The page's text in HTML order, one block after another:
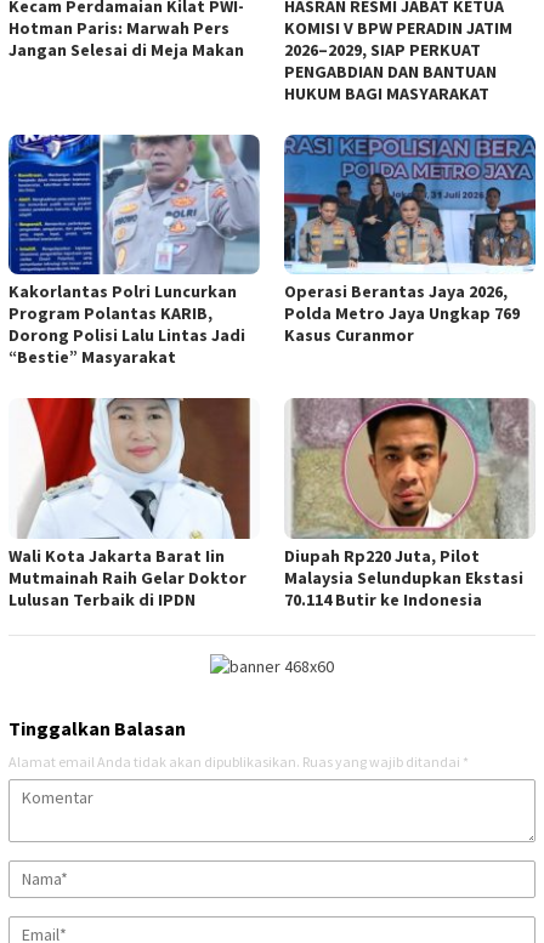
Kecam Perdamaian Kilat PWI-
Hotman Paris: Marwah Pers
Jangan Selesai di Meja Makan
HASRAN RESMI JABAT KETUA
KOMISI V BPW PERADIN JATIM
2026–2029, SIAP PERKUAT
PENGABDIAN DAN BANTUAN
HUKUM BAGI MASYARAKAT
Kakorlantas Polri Luncurkan
Program Polantas KARIB,
Dorong Polisi Lalu Lintas Jadi
“Bestie” Masyarakat
Operasi Berantas Jaya 2026,
Polda Metro Jaya Ungkap 769
Kasus Curanmor
Wali Kota Jakarta Barat Iin
Mutmainah Raih Gelar Doktor
Lulusan Terbaik di IPDN
Diupah Rp220 Juta, Pilot
Malaysia Selundupkan Ekstasi
70.114 Butir ke Indonesia
Tinggalkan Balasan
Alamat email Anda tidak akan dipublikasikan. Ruas yang wajib ditandai *